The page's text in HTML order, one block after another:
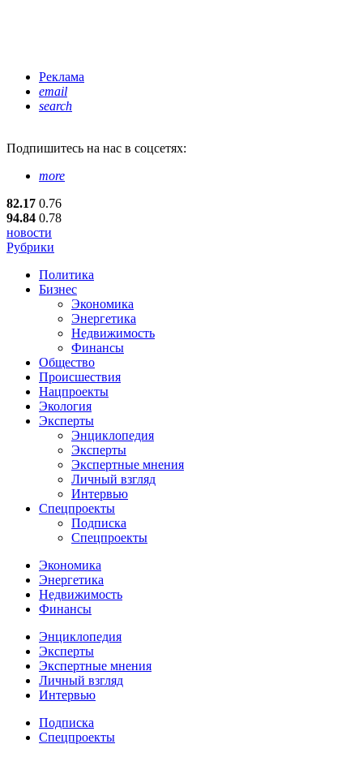
Реклама
email
search
Подпишитесь на нас в соцсетях:
more
82.17 0.76
94.84 0.78
новости
Рубрики
Политика
Бизнес
Экономика
Энергетика
Недвижимость
Финансы
Общество
Происшествия
Нацпроекты
Экология
Эксперты
Энциклопедия
Эксперты
Экспертные мнения
Личный взгляд
Интервью
Спецпроекты
Подписка
Спецпроекты
Экономика
Энергетика
Недвижимость
Финансы
Энциклопедия
Эксперты
Экспертные мнения
Личный взгляд
Интервью
Подписка
Спецпроекты